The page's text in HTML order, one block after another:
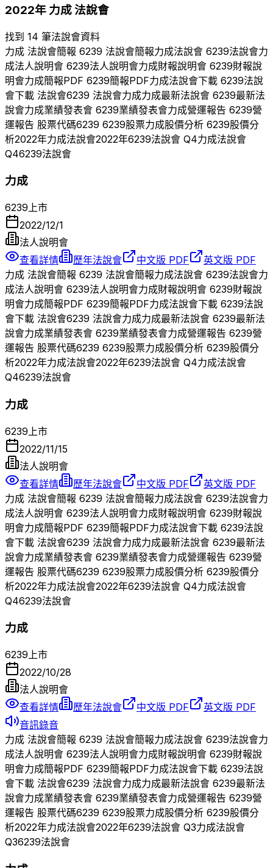
2022年 力成法說會
找到 14 筆法說會資料
力成 法說會簡報 6239 法說會簡報力成法說會 6239法說會力
成法人說明會 6239法人說明會力成財報說明會 6239財報說
明會力成簡報PDF 6239簡報PDF力成法說會下載 6239法說
會下載 法說會6239 法說會力成力成最新法說會 6239最新法
說會力成業績發表會 6239業績發表會力成營運報告 6239營
運報告 股票代碼6239 6239股票力成股價分析 6239股價分
析2022年力成法說會2022年6239法說會 Q4力成法說會
Q46239法說會
力成
6239上市
2022/12/1
法人說明會
查看詳情
歷年法說會 中文版 PDF
英文版 PDF
力成 法說會簡報 6239 法說會簡報力成法說會 6239法說會力
成法人說明會 6239法人說明會力成財報說明會 6239財報說
明會力成簡報PDF 6239簡報PDF力成法說會下載 6239法說
會下載 法說會6239 法說會力成力成最新法說會 6239最新法
說會力成業績發表會 6239業績發表會力成營運報告 6239營
運報告 股票代碼6239 6239股票力成股價分析 6239股價分
析2022年力成法說會2022年6239法說會 Q4力成法說會
Q46239法說會
力成
6239 上市
2022/11/15
法人說明會
查看詳情
歷年法說會 中文版 PDF
英文版 PDF
力成 法說會簡報 6239 法說會簡報力成法說會 6239法說會力
成法人說明會 6239法人說明會力成財報說明會 6239財報說
明會力成簡報PDF 6239簡報PDF力成法說會下載 6239法說
會下載 法說會6239 法說會力成力成最新法說會 6239最新法
說會力成業績發表會 6239業績發表會力成營運報告 6239營
運報告 股票代碼6239 6239股票力成股價分析 6239股價分
析2022年力成法說會2022年6239法說會 Q4力成法說會
Q46239法說會
力成
6239 上市
2022/10/28
法人說明會
查看詳情
歷年法說會 中文版 PDF
英文版 PDF
音訊錄音
力成 法說會簡報 6239 法說會簡報力成法說會 6239法說會力
成法人說明會 6239法人說明會力成財報說明會 6239財報說
明會力成簡報PDF 6239簡報PDF力成法說會下載 6239法說
會下載 法說會6239 法說會力成力成最新法說會 6239最新法
說會力成業績發表會 6239業績發表會力成營運報告 6239營
運報告 股票代碼6239 6239股票力成股價分析 6239股價分
析2022年力成法說會2022年6239法說會 Q3力成法說會
Q36239法說會